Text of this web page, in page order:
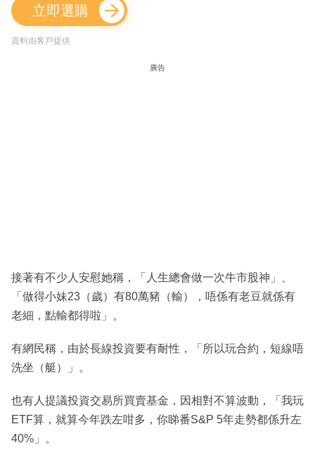
立即選購
資料由客戶提供
廣告
接著有不少人安慰她稱，「人生總會做一次牛市股神」、
「做得小妹23（歲）有80萬豬（輸），唔係有老豆就係有
老細，點輸都得啦」。
有網民稱，由於長線投資要有耐性，「所以玩合約，短線唔
洗坐（艇）」。
也有人提議投資交易所買賣基金，因相對不算波動，「我玩
ETF算，就算今年跌左咁多，你睇番S&P 5年走勢都係升左
40%」。